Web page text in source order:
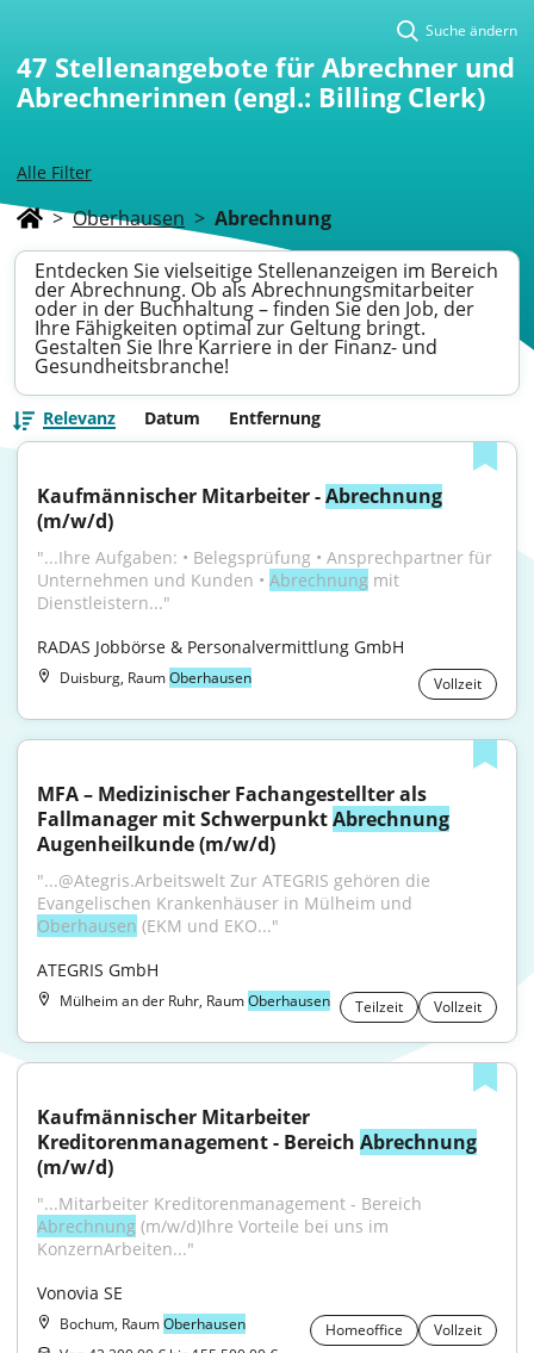
Alle Filter
Suche ändern
47 Stellenangebote für Abrechner und
Abrechnerinnen (engl.: Billing Clerk)
> Oberhausen > Abrechnung
Entdecken Sie vielseitige Stellenanzeigen im Bereich
der Abrechnung. Ob als Abrechnungsmitarbeiter
oder in der Buchhaltung – finden Sie den Job, der
Ihre Fähigkeiten optimal zur Geltung bringt.
Gestalten Sie Ihre Karriere in der Finanz- und
Gesundheitsbranche!
Relevanz Datum Entfernung
Kaufmännischer Mitarbeiter - Abrechnung
(m/w/d)
"...Ihre Aufgaben: • Belegsprüfung • Ansprechpartner für
Unternehmen und Kunden • Abrechnung mit
Dienstleistern..."
RADAS Jobbörse & Personalvermittlung GmbH
Duisburg, RaumOberhausen Vollzeit
MFA – Medizinischer Fachangestellter als
Fallmanager mit Schwerpunkt Abrechnung
Augenheilkunde (m/w/d)
"...@Ategris.Arbeitswelt Zur ATEGRIS gehören die
Oberhausen (EKM und EKO..."
ATEGRIS GmbH
Mülheim an der Ruhr, RaumOberhausen Teilzeit Vollzeit
Kaufmännischer Mitarbeiter
Kreditorenmanagement - Bereich Abrechnung
(m/w/d)
Abrechnung (m/w/d)Ihre Vorteile bei uns im
KonzernArbeiten..."
Vonovia SE
Bochum, RaumOberhausen Homeoffice
Vollzeit